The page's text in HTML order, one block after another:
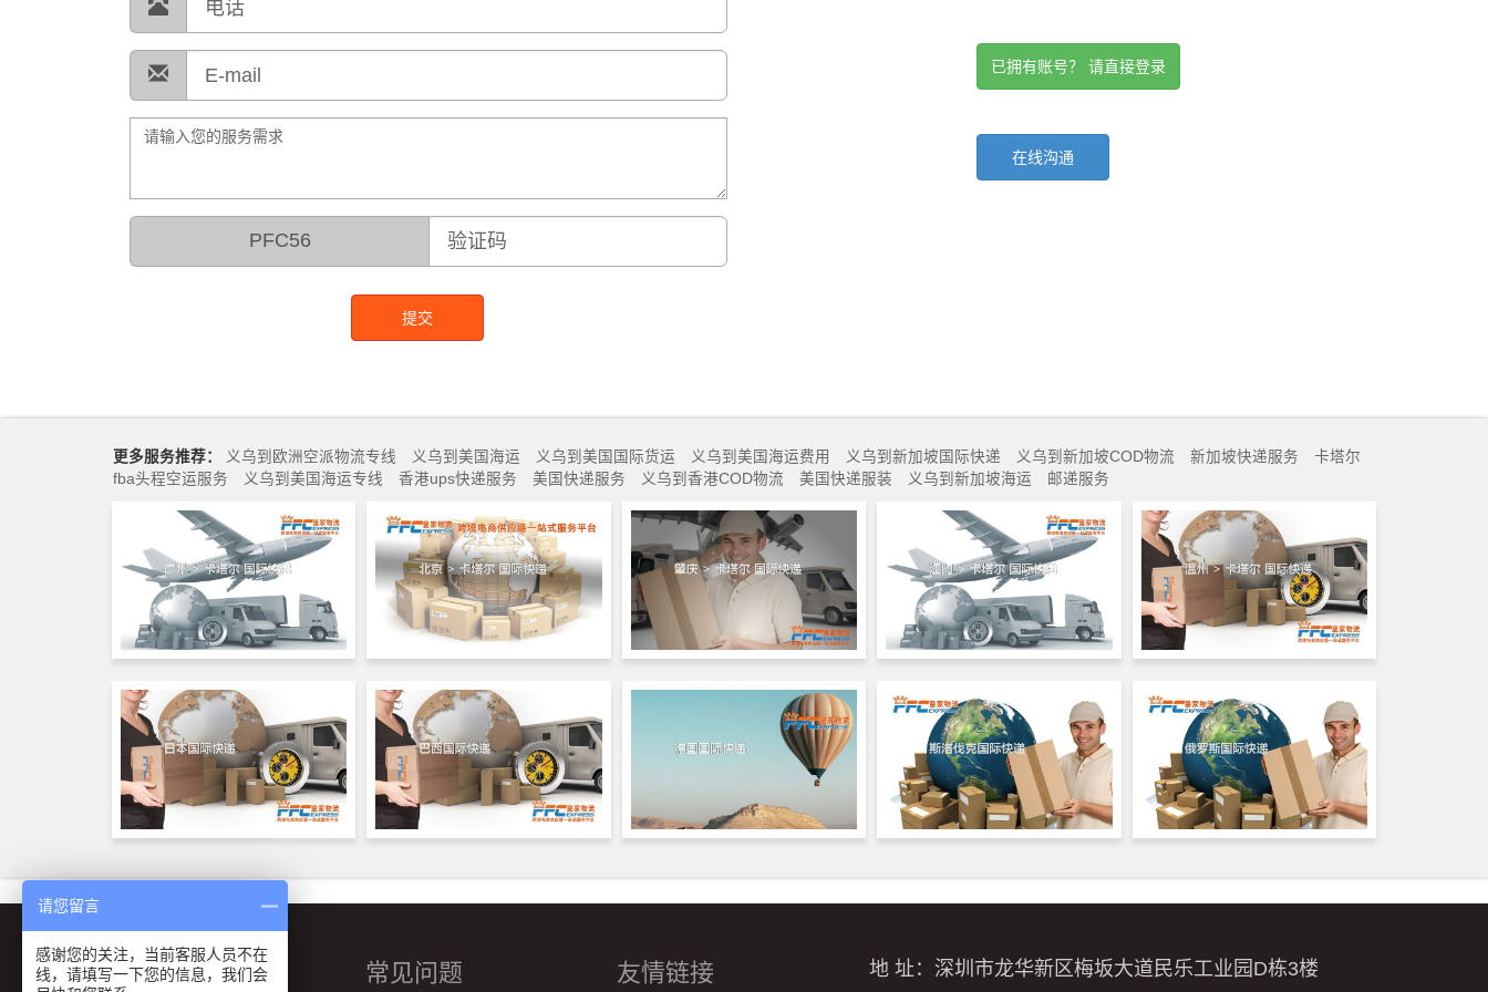
PFC56
提交
已拥有账号？ 请直接登录
在线沟通
更多服务推荐： 义乌到欧洲空派物流专线 义乌到美国海运 义乌到美国国际货运 义乌到美国海运费用 义乌到新加坡国际快递 义乌到新加坡COD物流 新加坡快递服务
卡塔尔
fba头程空运服务
义乌到美国海运专线 香港ups快递服务 美国快递服务 义乌到香港COD物流 美国快递服装 义乌到新加坡海运 邮递服务
地 址：深圳市龙华新区梅坂大道民乐工业园D栋3楼
主营业务 常见问题 友情链接
请您留言
感谢您的关注，当前客服人员不在
线，请填写一下您的信息，我们会